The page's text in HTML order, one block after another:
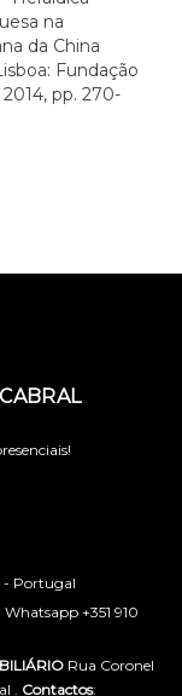
na
da China
Fundação
2014, pp. 270-
- Portugal
. Whatsapp +351 910
Rua Coronel
. Contactos: